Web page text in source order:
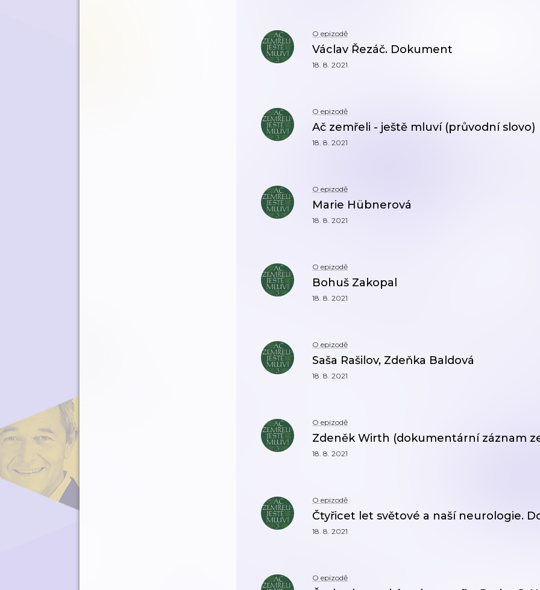
O epizodě
Václav Řezáč. Dokument
18. 8. 2021
O epizodě
Ač zemřeli - ještě mluví (průvodní slovo)
18. 8. 2021
O epizodě
Marie Hübnerová
18. 8. 2021
O epizodě
Bohuš Zakopal
18. 8. 2021
O epizodě
Saša Rašilov, Zdeňka Baldová
18. 8. 2021
O epizodě
Zdeněk Wirth (dokumentární záznam
18. 8. 2021
O epizodě
Čtyřicet let světové a naší neurologie.
18. 8. 2021
O epizodě